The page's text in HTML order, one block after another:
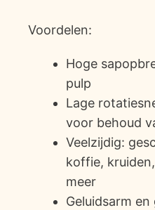
Voordelen:
Hoge
pulp
Lage
voor behoud
Veelzijdig:
koffie,
meer
Geluidsarm